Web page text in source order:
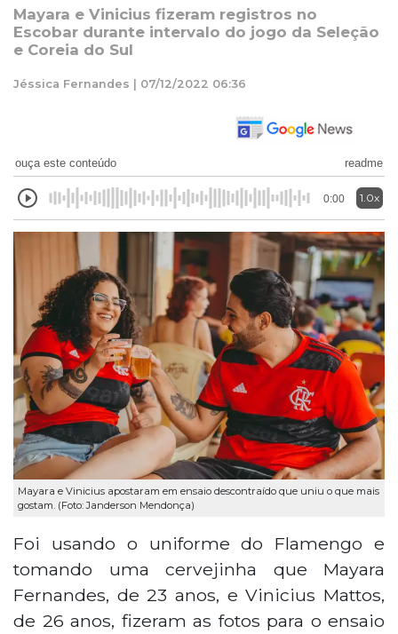
Mayara e Vinicius fizeram registros no
Escobar durante intervalo do jogo da Seleção
e Coreia do Sul
Jéssica Fernandes | 07/12/2022 06:36
ouça este conteúdo readme
0:00 1.0x
Mayara e Vinicius apostaram em ensaio descontraído que uniu o que mais
gostam. (Foto: Janderson Mendonça)
Foi usando o uniforme do Flamengo e
tomando uma cervejinha que Mayara
Fernandes, de 23 anos, e Vinicius Mattos,
de 26 anos, fizeram as fotos para o ensaio